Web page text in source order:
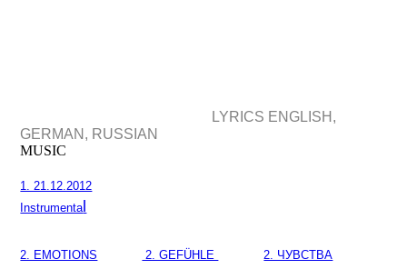
LYRICS ENGLISH,
GERMAN, RUSSIAN
MUSIC
1. 21​.​12​.​2012
Instrumental
2. EMOTIONS 2. GEFÜHLE
2. ЧУВСТВА